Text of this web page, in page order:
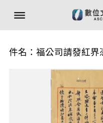
件名：福公司請發紅界